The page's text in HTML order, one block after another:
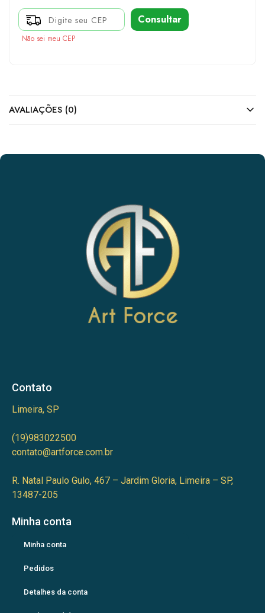
Consultar
Não sei meu CEP
AVALIAÇÕES (0)
Contato
Limeira, SP
(19)983022500
contato@artforce.com.br
R. Natal Paulo Gulo, 467 – Jardim Gloria, Limeira – SP,
13487-205
Minha conta
Minha conta
Pedidos
Detalhes da conta